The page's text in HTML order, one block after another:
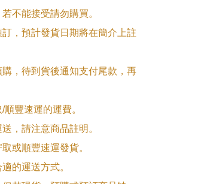
不能接受請勿購買。
，預計發貨日期將在簡介上註
，待到貨後通知支付尾款，再
豐速運的運費。
，請注意商品註明。
或順豐速運發貨。
的運送方式。